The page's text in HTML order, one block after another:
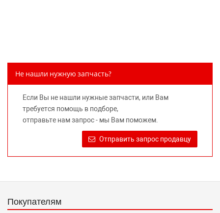
предлагаемых к продаже запасных частей для
правообладателей указанных товарных знаков.
Требование предоставлять покупателю необходимую и
достоверную информацию о товаре, предлагаемом к
продаже, обеспечивающую возможность их правильного
выбора возложено на продавца (изготовителя) Законом
«О защите прав потребителей».
Не нашли нужную запчасть?
Если Вы не нашли нужные запчасти, или Вам
требуется помощь в подборе,
отправьте нам запрос - мы Вам поможем.
Отправить запрос продавцу
Покупателям